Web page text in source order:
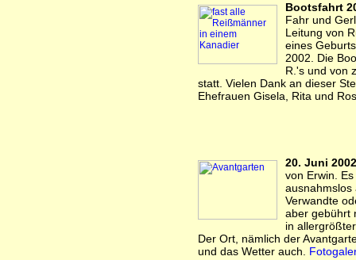
Bootsfahrt
Fahr und
Leitung von
eines
2002. Die
R.'s und von
statt. Vielen Dank an dieser
Ehefrauen Gisela, Rita und
20. Juni 2002
von Erwin.
ausnahmslos
Verwandte
aber gebührt
in
Der Ort, nämlich der
und das Wetter auch.